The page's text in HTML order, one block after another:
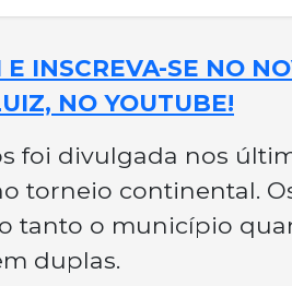
INSCREVA-SE NO
NO YOUTUBE!
foi divulgada nos
torneio continental.
tanto o município
duplas.